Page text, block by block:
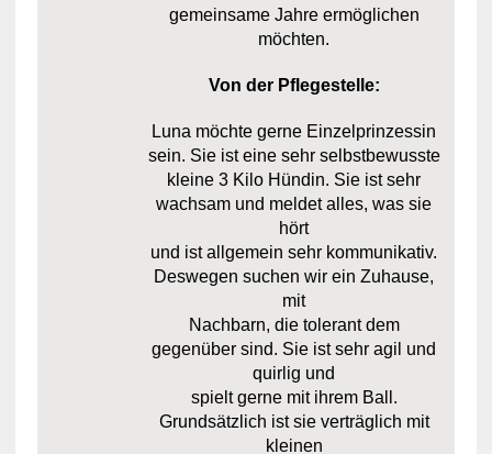
gemeinsame Jahre ermöglichen
möchten.
Von der Pflegestelle:
Luna möchte gerne Einzelprinzessin
sein. Sie ist eine sehr selbstbewusste
kleine 3 Kilo Hündin. Sie ist sehr
wachsam und meldet alles, was sie
hört
und ist allgemein sehr kommunikativ.
Deswegen suchen wir ein Zuhause,
mit
Nachbarn, die tolerant dem
gegenüber sind. Sie ist sehr agil und
quirlig und
spielt gerne mit ihrem Ball.
Grundsätzlich ist sie verträglich mit
kleinen